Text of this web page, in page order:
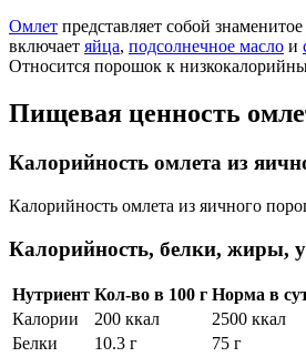
Омлет представляет собой
включает яйца, подсолнечное масло и
Относится порошок к
Пищевая ценность
Калорийность омлета из
Калорийность омлета из яичного
Калорийность, белки, жиры,
Нутриент Кол-во в 100 г Норма в
Калории
200 ккал 2500 ккал
Белки
10.3 г 75 г